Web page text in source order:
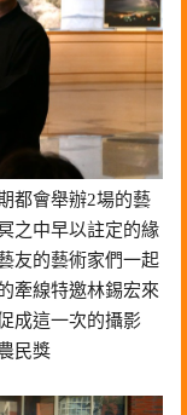
都會舉辦2場的藝
之中早以註定的緣
友的藝術家們一起
牽線特邀林錫宏來
成這一次的攝影
民獎